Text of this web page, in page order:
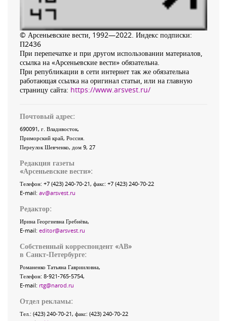
© Арсеньевские вести, 1992—2022. Индекс подписки:
П2436
При перепечатке и при другом использовании материалов,
ссылка на «Арсеньевские вести» обязательна.
При републикации в сети интернет так же обязательна
работающая ссылка на оригинал статьи, или на главную
страницу сайта: https://www.arsvest.ru/
Почтовый адрес:
690091, г. Владивосток,
Приморский край, Россия
Переулок Шевченко, дом 9, 27
Редакция газеты
«Арсеньевские вести»:
Телефон: +7 (423) 240-70-21, факс: +7 (423) 240-70-22
E-mail: av@arsvest.ru
Редактор:
Ирина Георгиевна Гребнёва,
E-mail: editor@arsvest.ru
Собственный корреспондент «АВ»
в Санкт-Петербурге:
Романенко Татьяна Гаврииловна,
Телефон: 8-921-765-5754,
E-mail: rtg@narod.ru
Отдел рекламы:
Тел.: (423) 240-70-21, факс: (423) 240-70-22